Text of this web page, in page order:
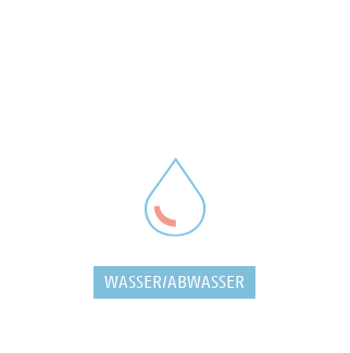
WASSER/ABWASSER